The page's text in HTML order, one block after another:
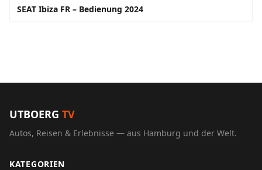
SEAT Ibiza FR – Bedienung 2024
UTBOERG TV
Autos, Reisen & Erlebnisse — aus Hamburg und der Welt.
KATEGORIEN